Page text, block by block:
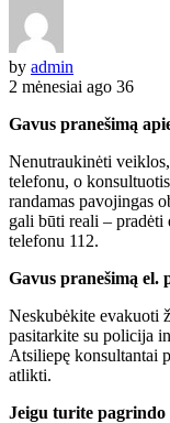
by admin
2 mėnesiai ago 36
Gavus pranešimą
Nenutraukinėti
telefonu, o
randamas pavojingas
gali būti reali – pradėti
telefonu 112.
Gavus pranešimą el.
Neskubėkite evakuoti
pasitarkite su policija
Atsiliepę konsultantai
atlikti.
Jeigu turite